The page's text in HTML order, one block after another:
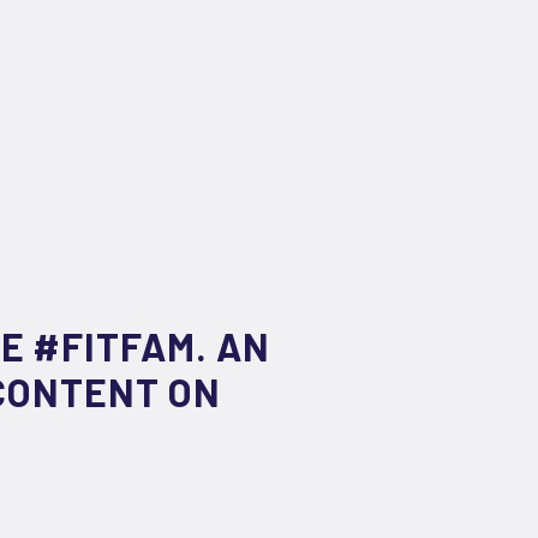
#FITFAM. AN
ON